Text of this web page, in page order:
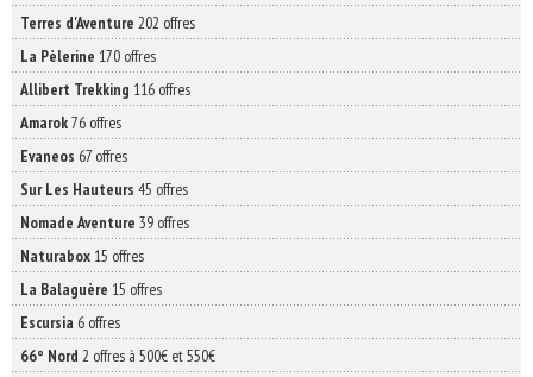
Terres d'Aventure 202 offres
La Pèlerine 170 offres
Allibert Trekking 116 offres
Amarok76 offres
Evaneos 67 offres
Sur Les Hauteurs 45 offres
Nomade Aventure 39 offres
Naturabox 15 offres
La Balaguère 15 offres
Escursia 6 offres
66° Nord 2 offres à 500€ et 550€